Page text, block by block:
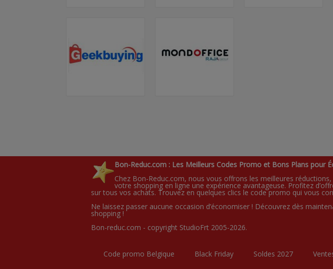
Bon-Reduc.com : Les Meilleurs Codes Promo et Bons Plans pour
Chez Bon-Reduc.com, nous vous offrons les meilleures
votre shopping en ligne une expérience avantageuse. Profitez
sur tous vos achats. Trouvez en quelques clics le code promo qui vous
Ne laissez passer aucune occasion d’économiser ! Découvrez dès
shopping !
Bon-reduc.com - copyright StudioFrt 2005-2026.
Code promo Belgique Black Friday Soldes 2027